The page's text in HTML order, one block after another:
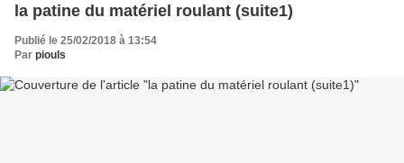
la patine du matériel roulant (suite1)
Publié le 25/02/2018 à 13:54
Par piouls